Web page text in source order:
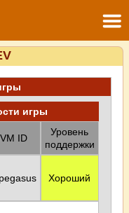
игры
ID
Уровень
поддержки
Хороший